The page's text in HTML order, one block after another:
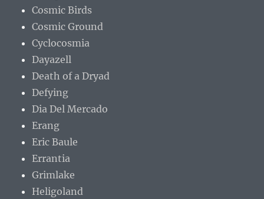
Cosmic Birds
Cosmic Ground
Cyclocosmia
Dayazell
Death of a Dryad
Defying
Dia Del Mercado
Erang
Eric Baule
Errantia
Grimlake
Heligoland